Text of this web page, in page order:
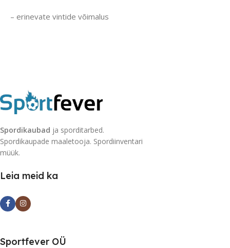
– erinevate vintide võimalus
Spordikaubad ja sporditarbed.
Spordikaupade maaletooja. Spordiinventari
müük.
Leia meid ka
Sportfever OÜ